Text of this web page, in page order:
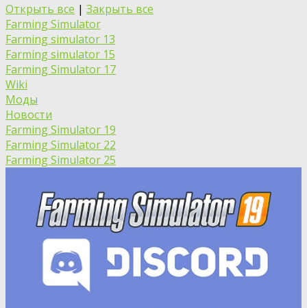
Открыть все | Закрыть все
Farming Simulator
Farming simulator 13
Farming simulator 15
Farming Simulator 17
Wiki
Моды
Новости
Farming Simulator 19
Farming Simulator 22
Farming Simulator 25